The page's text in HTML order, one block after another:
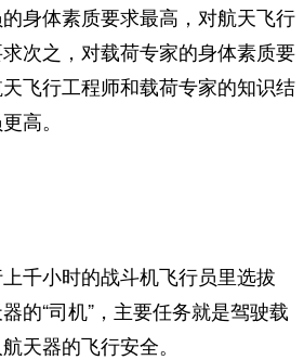
身体素质要求最高，对航天飞行
次之，对载荷专家的身体素质要
飞行工程师和载荷专家的知识结
高。
千小时的战斗机飞行员里选拔
的“司机”，主要任务就是驾驶载
天器的飞行安全。